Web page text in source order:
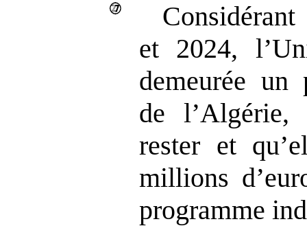
et 2024,
demeurée un
de l’Algérie,
rester et
millions
programme